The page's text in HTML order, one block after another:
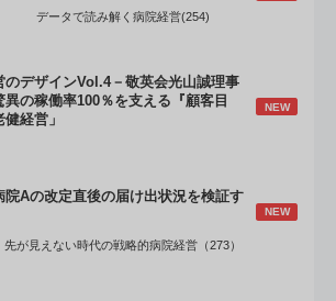
データで読み解く病院経営(254)
のデザインVol.4－敬英会光山誠理事
の稼働率100％を支える『顧客目
経営」
NEW
院Aの改定直後の届け出状況を検証す
NEW
先が見えない時代の戦略的病院経営（273）